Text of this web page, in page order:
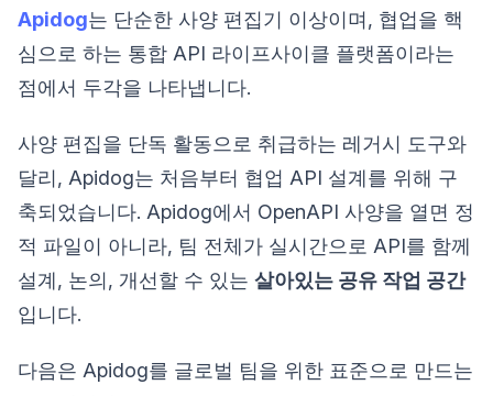
Apidog는 단순한 사양 편집기 이상이며, 협업을 핵
심으로 하는 통합 API 라이프사이클 플랫폼이라는
점에서 두각을 나타냅니다.
사양 편집을 단독 활동으로 취급하는 레거시 도구와
달리, Apidog는 처음부터 협업 API 설계를 위해 구
축되었습니다. Apidog에서 OpenAPI 사양을 열면 정
적 파일이 아니라, 팀 전체가 실시간으로 API를 함께
설계, 논의, 개선할 수 있는 살아있는 공유 작업 공간
입니다.
다음은 Apidog를 글로벌 팀을 위한 표준으로 만드는